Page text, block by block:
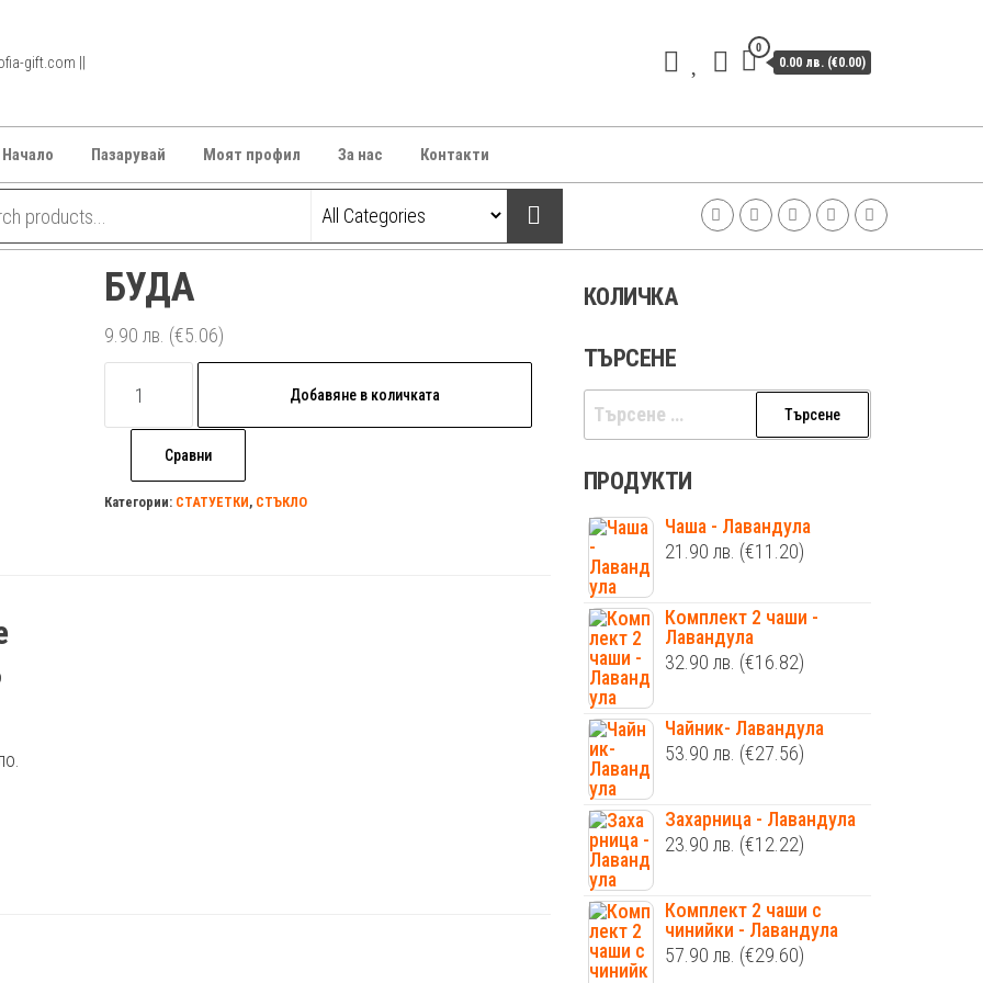
gift.com ||
0
0.00 лв. (€0.00)
Начало Пазарувай Моят профил За нас Контакти
БУДА
9.90 лв. (€5.06)
БУДА
Добавяне в количката
Сравни
Категории: СТАТУЕТКИ, СТЪКЛО
КОЛИЧКА
ТЪРСЕНЕ
Търсене
за:
ПРОДУКТИ
Чаша - Лавандула
21.90 лв. (€11.20)
Комплект 2 чаши -
Лавандула
32.90 лв. (€16.82)
Чайник- Лавандула
53.90 лв. (€27.56)
Захарница - Лавандула
23.90 лв. (€12.22)
Комплект 2 чаши с
чинийки - Лавандула
57.90 лв. (€29.60)